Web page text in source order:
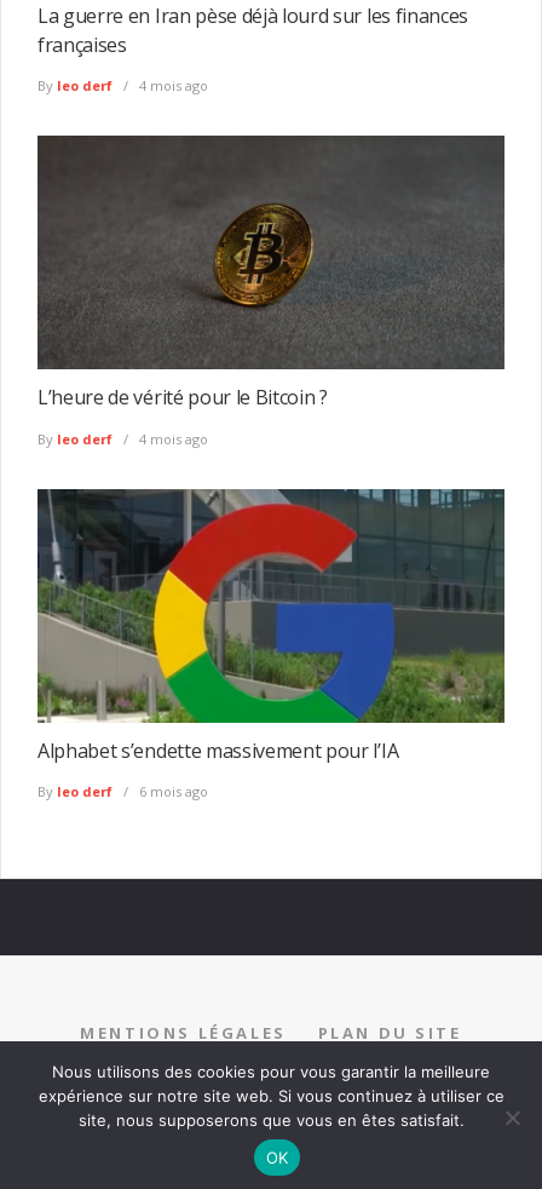
La guerre en Iran pèse déjà lourd sur les finances
françaises
By leo derf 4 mois ago
L’heure de vérité pour le Bitcoin ?
By leo derf 4 mois ago
Alphabet s’endette massivement pour l’IA
By leo derf 6 mois ago
MENTIONS LÉGALES
PLAN DU SITE
RECRUTEMENT
PARTENARIAT CONTACT
Nous utilisons des cookies pour vous garantir la meilleure
expérience sur notre site web. Si vous continuez à utiliser ce
site, nous supposerons que vous en êtes satisfait.
OK